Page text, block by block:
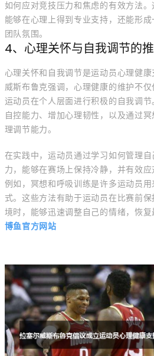
如何应对竞技压力和焦虑的有效方法
能够在心理上得到专业支持，还能形
团队氛围。
4、心理关怀与自我调节的
心理关怀和自我调节是运动员心理健康
威斯布鲁克强调，心理健康的维护不
运动员在个人层面进行积极的自我调
自控能力、增加心理韧性，以及通过
理调节能力。
在实践中，运动员通过学习如何管理
力，能够在赛场上保持冷静，并有效应
例如，冥想和呼吸训练是许多运动员
式。这些方法有助于运动员在比赛前
境时，能够迅速调整自己的情绪，恢复
博鱼官方网站